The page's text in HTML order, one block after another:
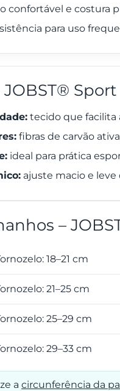
confortável e costura
para uso
Sport
tecido que facilita
fibras de carvão
ideal para prática
ajuste macio e
–
18–21 cm
21–25 cm
25–29 cm
29–33 cm
a circunferência da